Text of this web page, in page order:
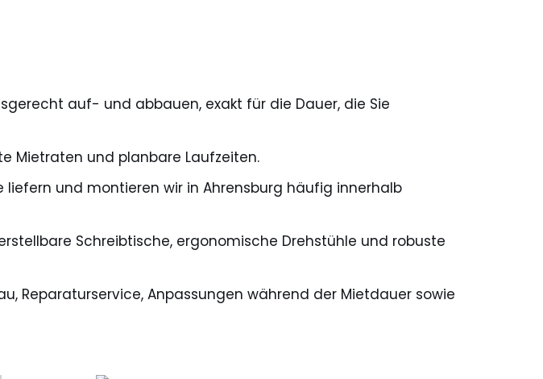
auf- und abbauen, exakt für die Dauer, die Sie
Mietraten und planbare Laufzeiten.
liefern und montieren wir in Ahrensburg häufig innerhalb
Schreibtische, ergonomische Drehstühle und robuste
Reparaturservice, Anpassungen während der Mietdauer sowie